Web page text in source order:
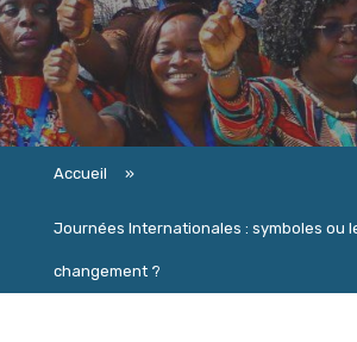
Accueil »
Journées Internationales : symboles ou
changement ?